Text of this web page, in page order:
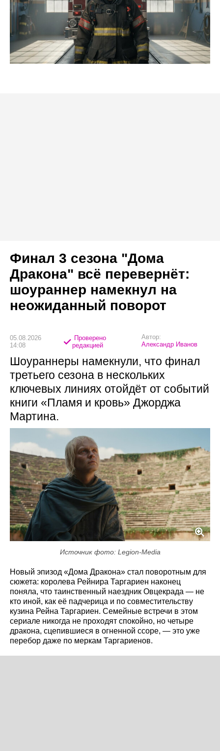
Финал 3 сезона "Дома
Дракона" всё перевернёт:
шоураннер намекнул на
неожиданный поворот
05.08.2026
14:08
Проверено
редакцией
Автор:
Александр Иванов
Шоураннеры намекнули, что финал
третьего сезона в нескольких
ключевых линиях отойдёт от событий
книги «Пламя и кровь» Джорджа
Мартина.
Источник фото: Legion-Media
Новый эпизод «Дома Дракона» стал поворотным для
сюжета: королева Рейнира Таргариен наконец
поняла, что таинственный наездник Овцекрада — не
кто иной, как её падчерица и по совместительству
кузина Рейна Таргариен. Семейные встречи в этом
сериале никогда не проходят спокойно, но четыре
дракона, сцепившиеся в огненной ссоре, — это уже
перебор даже по меркам Таргариенов.